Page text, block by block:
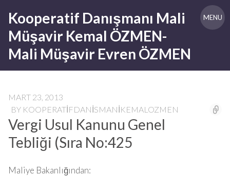
content
Kooperatif Danışmanı Mali
Müşavir Kemal ÖZMEN-
Mali Müşavir Evren ÖZMEN
MENU
MART 23, 2013
BY KOOPERATIFDANISMANIKEMALOZMEN
Vergi Usul Kanunu Genel
Tebliği (Sıra No:425
Maliye Bakanlığından: